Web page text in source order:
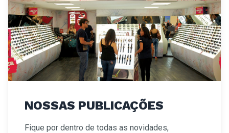
NOSSAS PUBLICAÇÕES
Fique por dentro de todas as novidades,